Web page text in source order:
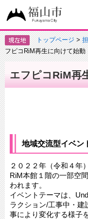
トップページ>
フピコRiM再生に向けて始動
エフピコRiM再
地域交流型イベン
２０２２年（令和４年
RiM本館１階の一部空
われます。
イベントテーマは、
ラクション/工事中・建
事により変化する様子